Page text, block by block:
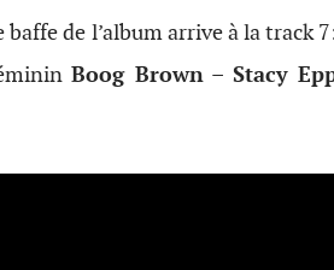
baffe de l’album arrive à la track
Boog Brown– Stacy